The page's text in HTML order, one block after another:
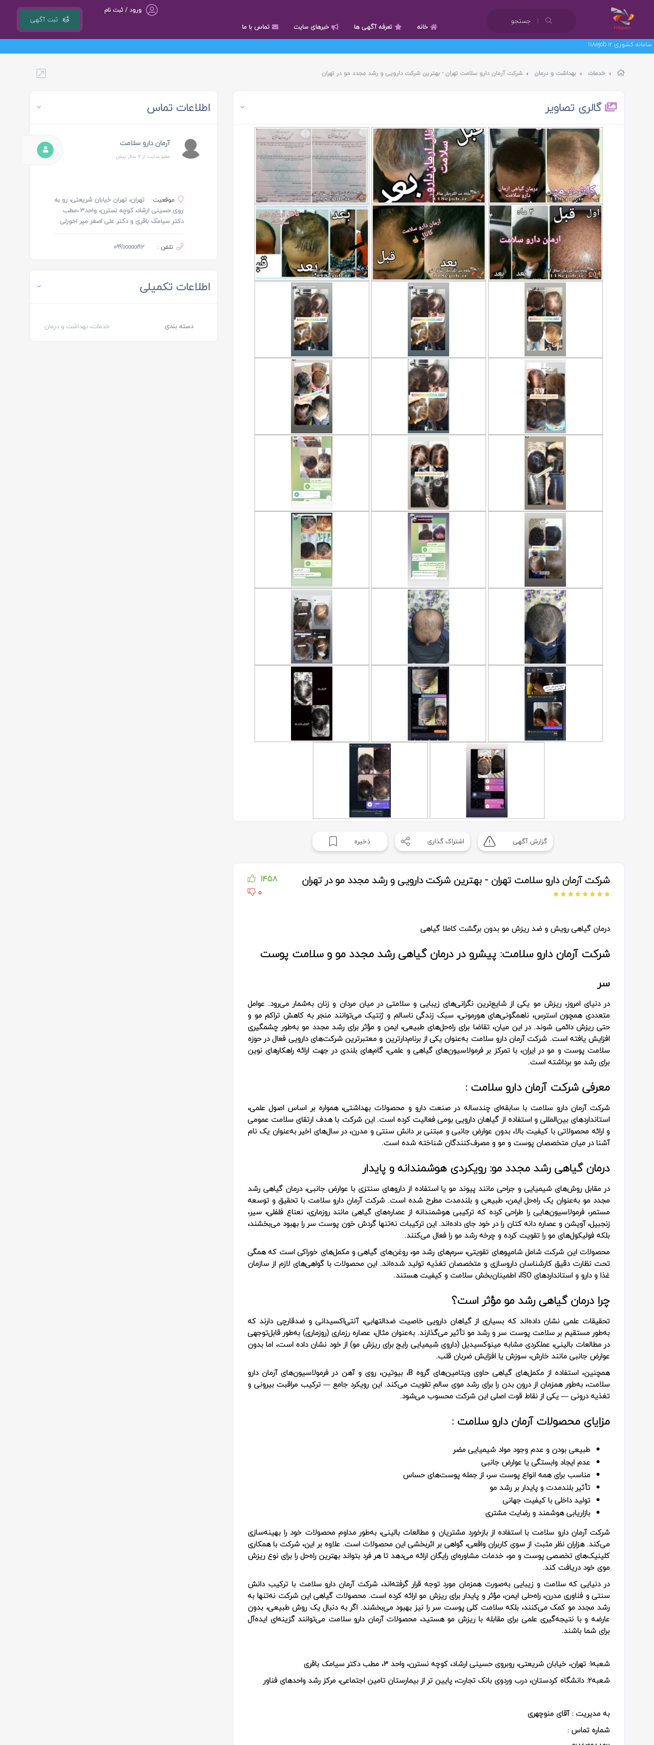
جستجو ثبت آگهی
ورود / ثبت نام
خانه تعرفه آگهی ها خبرهای سایت
تماس با ما
خدمات بهداشت و درمان شرکت آرمان دارو سلامت تهران - بهترین شرکت دارویی و رشد مجدد مو در تهران
گالری تصاویر
گزارش آگهی اشتراک گذاری ذخیره
شرکت آرمان دارو سلامت تهران - بهترین شرکت دارویی و رشد مجدد مو در تهران
1458
0
درمان گیاهی رویش و ضد ریزش مو بدون برگشت کاملا گیاهی
شرکت آرمان دارو سلامت: پیشرو در درمان گیاهی رشد مجدد مو و سلامت پوست
سر
در دنیای امروز، ریزش مو یکی از شایع‌ترین نگرانی‌های زیبایی و سلامتی در میان مردان و زنان به‌شمار می‌رود. عوامل
متعددی همچون استرس، ناهمگونی‌های هورمونی، سبک زندگی ناسالم و ژنتیک می‌توانند منجر به کاهش تراکم مو و
حتی ریزش دائمی شوند. در این میان، تقاضا برای راه‌حل‌های طبیعی، ایمن و مؤثر برای رشد مجدد مو به‌طور چشمگیری
افزایش یافته است. شرکت آرمان دارو سلامت به‌عنوان یکی از برنام‌دارترین و معتبرترین شرکت‌های دارویی فعال در حوزه
سلامت پوست و مو در ایران، با تمرکز بر فرمولاسیون‌های گیاهی و علمی، گام‌های بلندی در جهت ارائه راهکارهای نوین
برای رشد مو برداشته است.
معرفی شرکت آرمان دارو سلامت :
شرکت آرمان دارو سلامت با سابقه‌ای چندساله در صنعت دارو و محصولات بهداشتی، همواره بر اساس اصول علمی،
استانداردهای بین‌المللی و استفاده از گیاهان دارویی بومی فعالیت کرده است. این شرکت با هدف ارتقای سلامت عمومی
و ارائه محصولاتی با کیفیت بالا، بدون عوارض جانبی و مبتنی بر دانش سنتی و مدرن، در سال‌های اخیر به‌عنوان یک نام
آشنا در میان متخصصان پوست و مو و مصرف‌کنندگان شناخته شده است.
درمان گیاهی رشد مجدد مو: رویکردی هوشمندانه و پایدار
در مقابل روش‌های شیمیایی و جراحی مانند پیوند مو یا استفاده از داروهای سنتزی با عوارض جانبی، درمان گیاهی رشد
مجدد مو به‌عنوان یک راه‌حل ایمن، طبیعی و بلندمدت مطرح شده است. شرکت آرمان دارو سلامت با تحقیق و توسعه
مستمر، فرمولاسیون‌هایی را طراحی کرده که ترکیبی هوشمندانه از عصاره‌های گیاهی مانند روزماری، نعناع فلفلی، سیر،
زنجبیل، آویشن و عصاره دانه کتان را در خود جای داده‌اند. این ترکیبات نه‌تنها گردش خون پوست سر را بهبود می‌بخشند،
بلکه فولیکول‌های مو را تقویت کرده و چرخه رشد مو را فعال می‌کنند.
محصولات این شرکت شامل شامپوهای تقویتی، سرم‌های رشد مو، روغن‌های گیاهی و مکمل‌های خوراکی است که همگی
تحت نظارت دقیق کارشناسان داروسازی و متخصصان تغذیه تولید شده‌اند. این محصولات با گواهی‌های لازم از سازمان
غذا و دارو و استانداردهای ISO، اطمینان‌بخش سلامت و کیفیت هستند.
چرا درمان گیاهی رشد مو مؤثر است؟
تحقیقات علمی نشان داده‌اند که بسیاری از گیاهان دارویی خاصیت ضدالتهابی، آنتی‌اکسیدانی و ضدقارچی دارند که
به‌طور مستقیم بر سلامت پوست سر و رشد مو تأثیر می‌گذارند. به‌عنوان مثال، عصاره رزماری (روزماری) به‌طور قابل‌توجهی
در مطالعات بالینی، عملکردی مشابه مینوکسیدیل (داروی شیمیایی رایج برای ریزش مو) از خود نشان داده است، اما بدون
عوارض جانبی مانند خارش، سوزش یا افزایش ضربان قلب.
همچنین، استفاده از مکمل‌های گیاهی حاوی ویتامین‌های گروه B، بیوتین، روی و آهن در فرمولاسیون‌های آرمان دارو
سلامت، به‌طور همزمان از درون بدن را برای رشد موی سالم تقویت می‌کند. این رویکرد جامع — ترکیب مراقبت بیرونی و
تغذیه درونی — یکی از نقاط قوت اصلی این شرکت محسوب می‌شود.
مزایای محصولات آرمان دارو سلامت :
طبیعی بودن و عدم وجود مواد شیمیایی مضر
عدم ایجاد وابستگی یا عوارض جانبی
مناسب برای همه انواع پوست سر، از جمله پوست‌های حساس
تأثیر بلندمدت و پایدار بر رشد مو
تولید داخلی با کیفیت جهانی
بازاریابی هوشمند و رضایت مشتری
شرکت آرمان دارو سلامت با استفاده از بازخورد مشتریان و مطالعات بالینی، به‌طور مداوم محصولات خود را بهینه‌سازی
می‌کند. هزاران نظر مثبت از سوی کاربران واقعی، گواهی بر اثربخشی این محصولات است. علاوه بر این، شرکت با همکاری
کلینیک‌های تخصصی پوست و مو، خدمات مشاوره‌ای رایگان ارائه می‌دهد تا هر فرد بتواند بهترین راه‌حل را برای نوع ریزش
موی خود دریافت کند.
در دنیایی که سلامت و زیبایی به‌صورت همزمان مورد توجه قرار گرفته‌اند، شرکت آرمان دارو سلامت با ترکیب دانش
سنتی و فناوری مدرن، راه‌حلی ایمن، مؤثر و پایدار برای ریزش مو ارائه کرده است. محصولات گیاهی این شرکت نه‌تنها به
رشد مجدد مو کمک می‌کنند، بلکه سلامت کلی پوست سر را نیز بهبود می‌بخشند. اگر به دنبال یک روش طبیعی، بدون
عارضه و با نتیجه‌گیری علمی برای مقابله با ریزش مو هستید، محصولات آرمان دارو سلامت می‌توانند گزینه‌ای ایده‌آل
برای شما باشند.
شعبه۱: تهران، خیابان شریعتی، روبروی حسینی ارشاد، کوچه نسترن، واحد ۳، مطب دکتر سیامک باقری
شعبه۲: دانشگاه کردستان، درب وردوی بانک تجارت، پایین تر از بیمارستان تامین اجتماعی، مرکز رشد واحدهای فناور
به مدیریت : آقای منوچهری
شماره تماس :
اطلاعات تماس
آرمان دارو سلامت
عضو سایت از 7 سال پیش
موقعیت:
تهران، تهران خیابان شریعتی، رو به
روی حسینی ارشاد، کوچه نسترن، واحد3 ،مطب
دکتر سیامک باقری و دکتر علی اصغر میر اخورلی
تلفن : 0991xxxxx92
اطلاعات تکمیلی
دسته بندی خدمات، بهداشت و درمان